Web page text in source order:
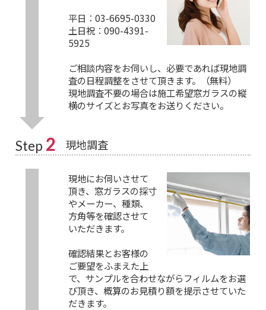
平日：03-6695-0330
土日祝：090-4391-
5925
ご相談内容をお伺いし、必要であれば現地調
査の日程調整をさせて頂きます。（無料）
現地調査不要の場合は施工希望窓ガラスの縦
横のサイズとお写真をお送りください。
Step 2 現地調査
現地にお伺いさせて
頂き、窓ガラスの採寸
やメーカー、種類、
方角等を確認させて
いただきます。
確認結果とお客様の
ご要望をふまえた上
で、サンプルを合わせながらフィルムをお選
び頂き、概算のお見積り額を提示させていた
だきます。